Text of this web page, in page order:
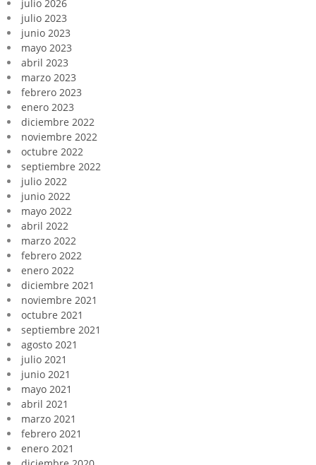
julio 2026
julio 2023
junio 2023
mayo 2023
abril 2023
marzo 2023
febrero 2023
enero 2023
diciembre 2022
noviembre 2022
octubre 2022
septiembre 2022
julio 2022
junio 2022
mayo 2022
abril 2022
marzo 2022
febrero 2022
enero 2022
diciembre 2021
noviembre 2021
octubre 2021
septiembre 2021
agosto 2021
julio 2021
junio 2021
mayo 2021
abril 2021
marzo 2021
febrero 2021
enero 2021